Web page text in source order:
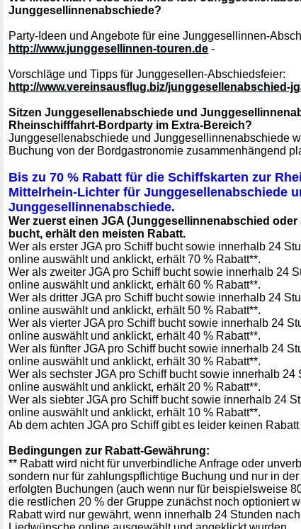
Junggesellinnenabschiede?
Party-Ideen und Angebote für eine Junggesellinnen-
http://www.junggesellinnen-touren.de -
Vorschläge und Tipps für Junggesellen-Abschiedsfeier:
http://www.vereinsausflug.biz/junggesellenabschied-
Sitzen Junggesellenabschiede und
Rheinschifffahrt-Bordparty im Extra-Bereich?
Junggesellenabschiede und Junggesellinnenabschiede
Buchung von der Bordgastronomie zusammenhängend
Bis zu 70 % Rabatt für die Schiffskarten zur
Mittelrhein-Lichter für Junggesellenabschiede
Junggesellinnenabschiede.
Wer zuerst einen JGA (Junggesellinnenabschied
bucht, erhält den meisten Rabatt.
Wer als erster JGA pro Schiff bucht sowie innerhalb 24
online auswählt und anklickt, erhält 70 % Rabatt**.
Wer als zweiter JGA pro Schiff bucht sowie innerhalb 24
online auswählt und anklickt, erhält 60 % Rabatt**.
Wer als dritter JGA pro Schiff bucht sowie innerhalb 24
online auswählt und anklickt, erhält 50 % Rabatt**.
Wer als vierter JGA pro Schiff bucht sowie innerhalb 24
online auswählt und anklickt, erhält 40 % Rabatt**.
Wer als fünfter JGA pro Schiff bucht sowie innerhalb 24
online auswählt und anklickt, erhält 30 % Rabatt**.
Wer als sechster JGA pro Schiff bucht sowie innerhalb
online auswählt und anklickt, erhält 20 % Rabatt**.
Wer als siebter JGA pro Schiff bucht sowie innerhalb 24
online auswählt und anklickt, erhält 10 % Rabatt**.
Ab dem achten JGA pro Schiff gibt es leider keinen Rabatt
Bedingungen zur Rabatt-Gewährung:
** Rabatt wird nicht für unverbindliche Anfrage oder
sondern nur für zahlungspflichtige Buchung und nur in
erfolgten Buchungen (auch wenn nur für beispielsweise
die restlichen 20 % der Gruppe zunächst noch optioniert
Rabatt wird nur gewährt, wenn innerhalb 24 Stunden